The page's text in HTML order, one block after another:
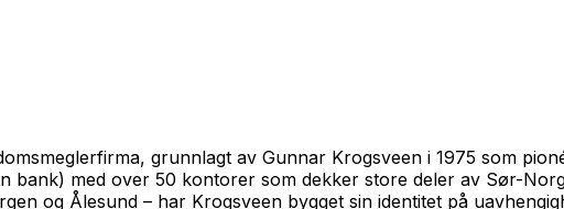
grunnlagt av Gunnar Krogsveen i 1975 som
bank) med over 50 kontorer som dekker store deler av Sør-
og Ålesund – har Krogsveen bygget sin identitet på